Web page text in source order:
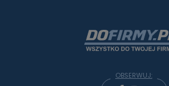
OBSERWUJ: